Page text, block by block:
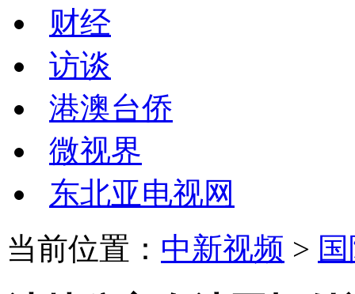
财经
访谈
港澳台侨
微视界
东北亚电视网
当前位置： 中新视频 >